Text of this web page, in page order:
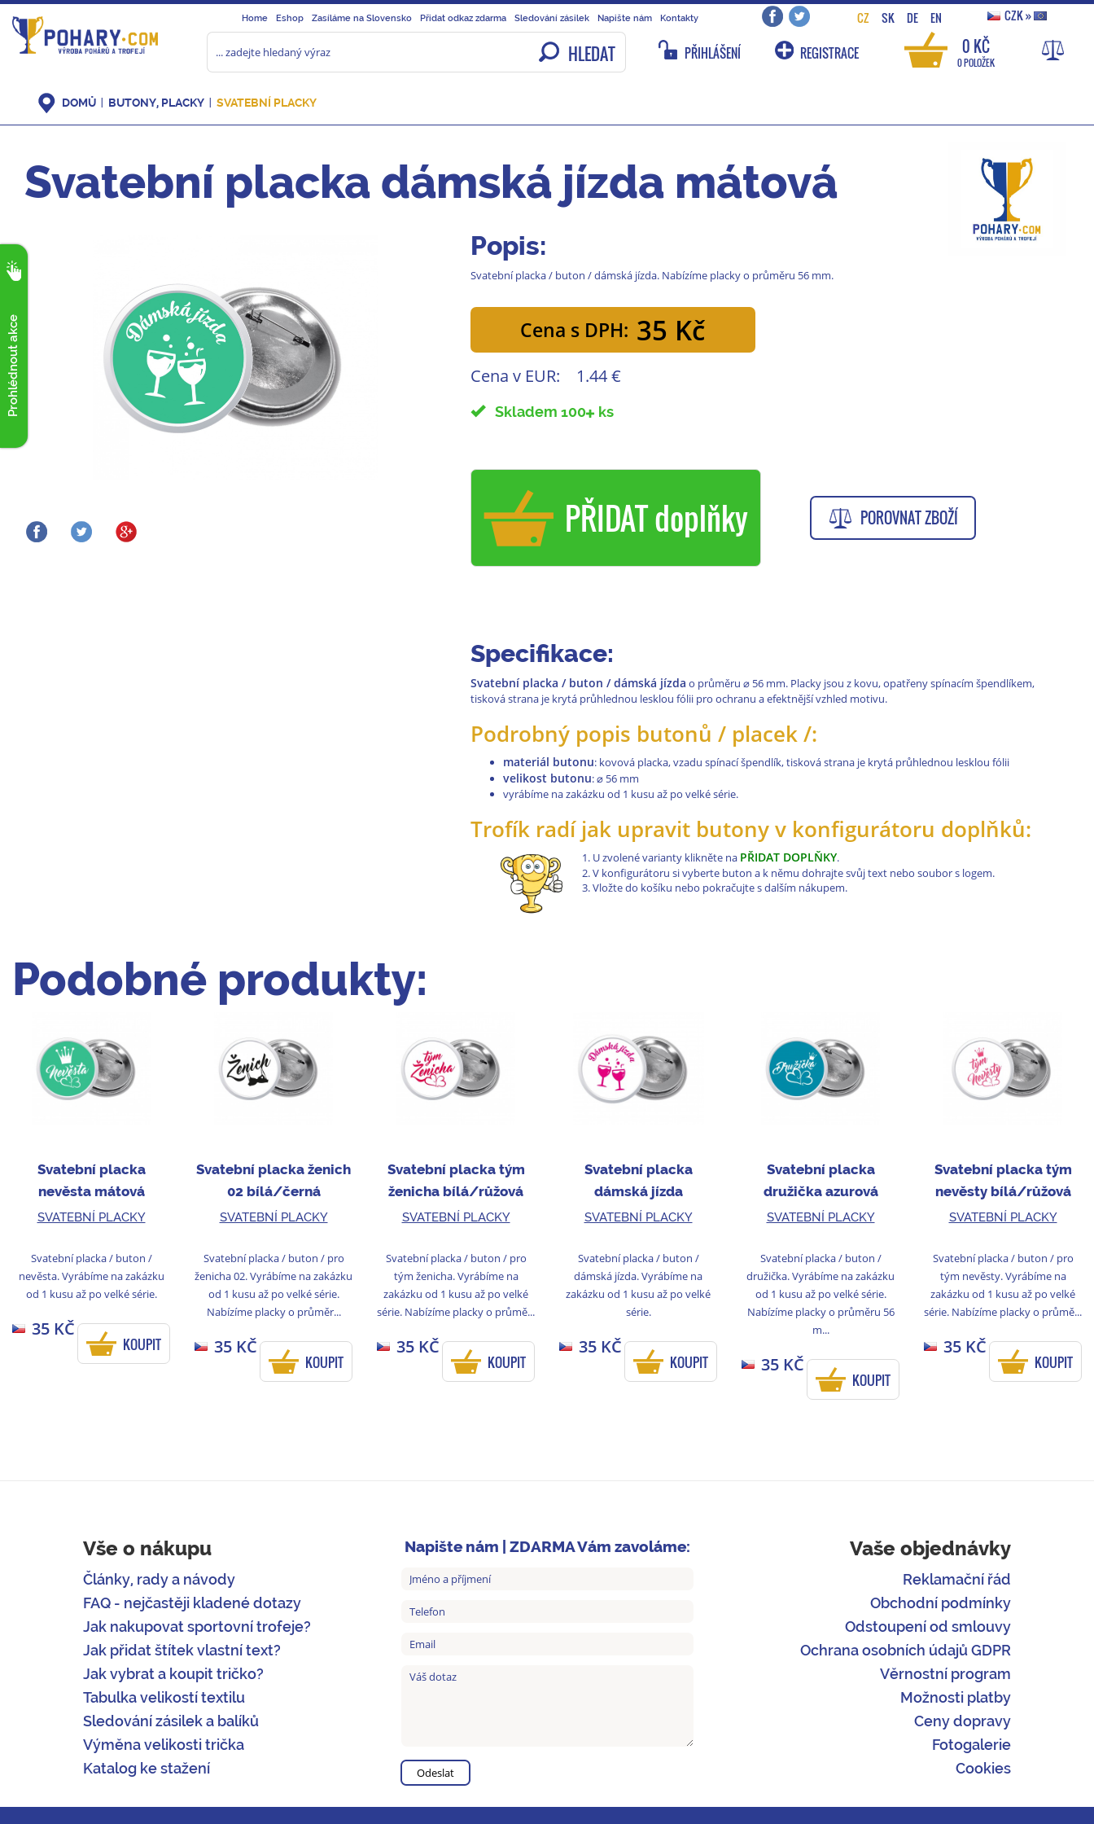
Home Eshop Zasíláme na Slovensko Přidat odkaz zdarma Sledování zásilek Napište nám Kontakty CZ SK DE EN CZK»
HLEDAT PŘIHLÁŠENÍ REGISTRACE 0 KČ
0 POLOŽEK
Prohlédnout akce
DOMŮ BUTONY, PLACKY SVATEBNÍ PLACKY
Svatební placka dámská jízda mátová
Popis:
Svatební placka / buton / dámská jízda. Nabízíme placky o průměru 56 mm.
Cena s DPH: 35 Kč
Cena v EUR: 1.44 €
Skladem 100 ks
PŘIDAT doplňky POROVNAT ZBOŽÍ
Specifikace:
Svatební placka / buton / dámská jízda o průměru ⌀ 56 mm. Placky jsou z kovu, opatřeny spínacím špendlíkem,
tisková strana je krytá průhlednou lesklou fólii pro ochranu a efektnější vzhled motivu.
Podrobný popis butonů / placek /:
materiál butonu: kovová placka, vzadu spínací špendlík, tisková strana je krytá průhlednou lesklou fólii
velikost butonu:⌀ 56 mm
vyrábíme na zakázku od 1 kusu až po velké série.
Trofík radí jak upravit butony v konfigurátoru doplňků:
U zvolené varianty klikněte na PŘIDAT DOPLŇKY.
V konfigurátoru si vyberte buton a k němu dohrajte svůj text nebo soubor s logem.
Vložte do košíku nebo pokračujte s dalším nákupem.
Podobné produkty:
Svatební placka
nevěsta mátová
SVATEBNÍ PLACKY
Svatební placka / buton /
nevěsta. Vyrábíme na zakázku
od 1 kusu až po velké série.
35 KČ
KOUPIT
Svatební placka ženich
02 bílá/černá
SVATEBNÍ PLACKY
Svatební placka / buton / pro
ženicha 02. Vyrábíme na zakázku
od 1 kusu až po velké série.
Nabízíme placky o průměr...
35 KČ
KOUPIT
Svatební placka tým
ženicha bílá/růžová
SVATEBNÍ PLACKY
Svatební placka / buton / pro
tým ženicha. Vyrábíme na
zakázku od 1 kusu až po velké
série. Nabízíme placky o průmě...
35 KČ
KOUPIT
Svatební placka
dámská jízda
bílá/růžová
SVATEBNÍ PLACKY
Svatební placka / buton /
dámská jízda. Vyrábíme na
zakázku od 1 kusu až po velké
série.
35 KČ
KOUPIT
Svatební placka
družička azurová
SVATEBNÍ PLACKY
Svatební placka / buton /
družička. Vyrábíme na zakázku
od 1 kusu až po velké série.
Nabízíme placky o průměru 56
m...
35 KČ
KOUPIT
Svatební placka tým
nevěsty bílá/růžová
SVATEBNÍ PLACKY
Svatební placka / buton / pro
tým nevěsty. Vyrábíme na
zakázku od 1 kusu až po velké
série. Nabízíme placky o průmě...
35 KČ
KOUPIT
Vše o nákupu
Články, rady a návody
FAQ - nejčastěji kladené dotazy
Jak nakupovat sportovní trofeje?
Jak přidat štítek vlastní text?
Jak vybrat a koupit tričko?
Tabulka velikostí textilu
Sledování zásilek a balíků
Výměna velikosti trička
Katalog ke stažení
Napište nám | ZDARMA Vám zavoláme: Vaše objednávky
Reklamační řád
Obchodní podmínky
Odstoupení od smlouvy
Ochrana osobních údajů GDPR
Věrnostní program
Možnosti platby
Ceny dopravy
Fotogalerie
Cookies